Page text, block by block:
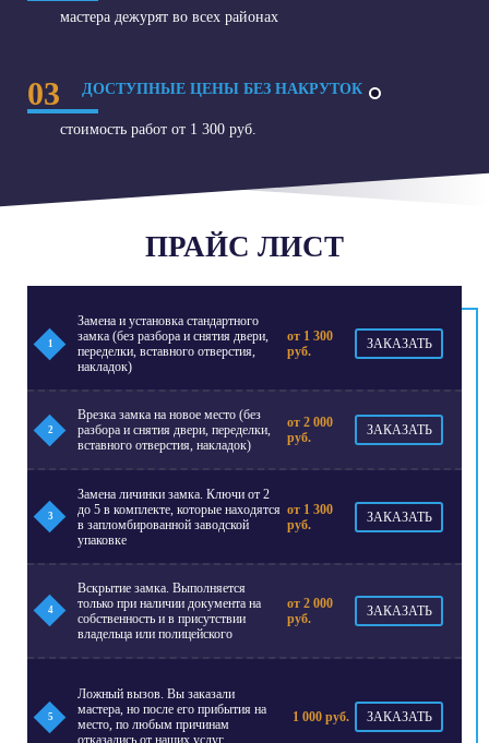
мастера дежурят во всех районах
03 ДОСТУПНЫЕ ЦЕНЫ БЕЗ НАКРУТОК
стоимость работ от 1 300 руб.
ПРАЙС ЛИСТ
1
Замена и установка стандартного
замка (без разбора и снятия двери,
переделки, вставного отверстия,
накладок)
от 1 300
руб.
ЗАКАЗАТЬ
2
Врезка замка на новое место (без
разбора и снятия двери, переделки,
вставного отверстия, накладок)
от 2 000
руб.
ЗАКАЗАТЬ
3
Замена личинки замка. Ключи от 2
до 5 в комплекте, которые находятся
в запломбированной заводской
упаковке
от 1 300
руб.
ЗАКАЗАТЬ
4
Вскрытие замка. Выполняется
только при наличии документа на
собственность и в присутствии
владельца или полицейского
от 2 000
руб.
ЗАКАЗАТЬ
5
Ложный вызов. Вы заказали
мастера, но после его прибытия на
место, по любым причинам
отказались от наших услуг
1 000 руб. ЗАКАЗАТЬ